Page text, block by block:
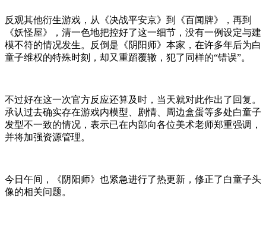
反观其他衍生游戏，从《决战平安京》到《百闻牌》，再到
《妖怪屋》，清一色地把控好了这一细节，没有一例设定与建
模不符的情况发生。反倒是《阴阳师》本家，在许多年后为白
童子维权的特殊时刻，却又重蹈覆辙，犯了同样的“错误”。
不过好在这一次官方反应还算及时，当天就对此作出了回复。
承认过去确实存在游戏内模型、剧情、周边盒蛋等多处白童子
发型不一致的情况，表示已在内部向各位美术老师郑重强调，
并将加强资源管理。
今日午间，《阴阳师》也紧急进行了热更新，修正了白童子头
像的相关问题。